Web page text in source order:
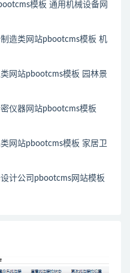
模板 通用机械设备网
造类网站pbootcms模板 机
网站pbootcms模板 园林景
仪器网站pbootcms模板
网站pbootcms模板 家居卫
计公司pbootcms网站模板